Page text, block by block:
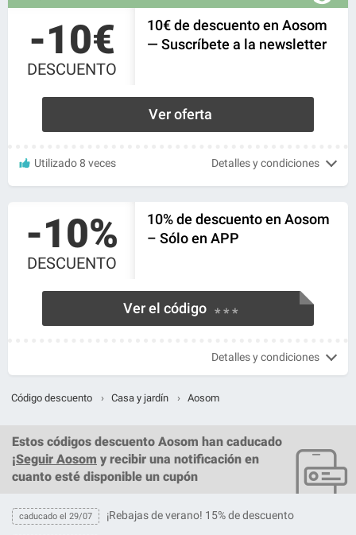
-10€
DESCUENTO
10€ de descuento en Aosom
— Suscríbete a la newsletter
Ver oferta
Utilizado 8 veces Detalles y condiciones
-10%
DESCUENTO
10% de descuento en Aosom
– Sólo en APP
Ver el código * * *
Detalles y condiciones
Código descuento › Casa y jardín › Aosom
Estos códigos descuento Aosom han caducado
¡Seguir Aosom y recibir una notificación en
cuanto esté disponible un cupón
caducado el 29/07 ¡Rebajas de verano! 15% de descuento